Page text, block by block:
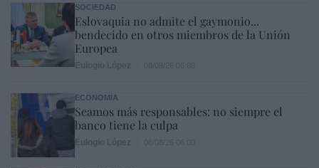
SOCIEDAD
Eslovaquia no admite el gaymonio...
bendecido en otros miembros de la Unión
Europea
ECONOMÍA
Seamos más responsables: no siempre el
banco tiene la culpa